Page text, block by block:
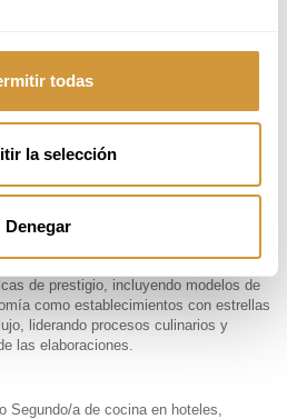
todas
la selección
Denegar
a para desempeñar funciones
con la cocina profesional
en cocinas de alto nivel y te
ya que la mayoría de los/as
de prestigio, incluyendo modelos de
como establecimientos con estrellas
liderando procesos culinarios y
las elaboraciones.
Segundo/a de cocina en hoteles,